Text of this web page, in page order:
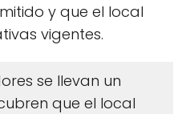
y que el local
vigentes.
se llevan un
que el local